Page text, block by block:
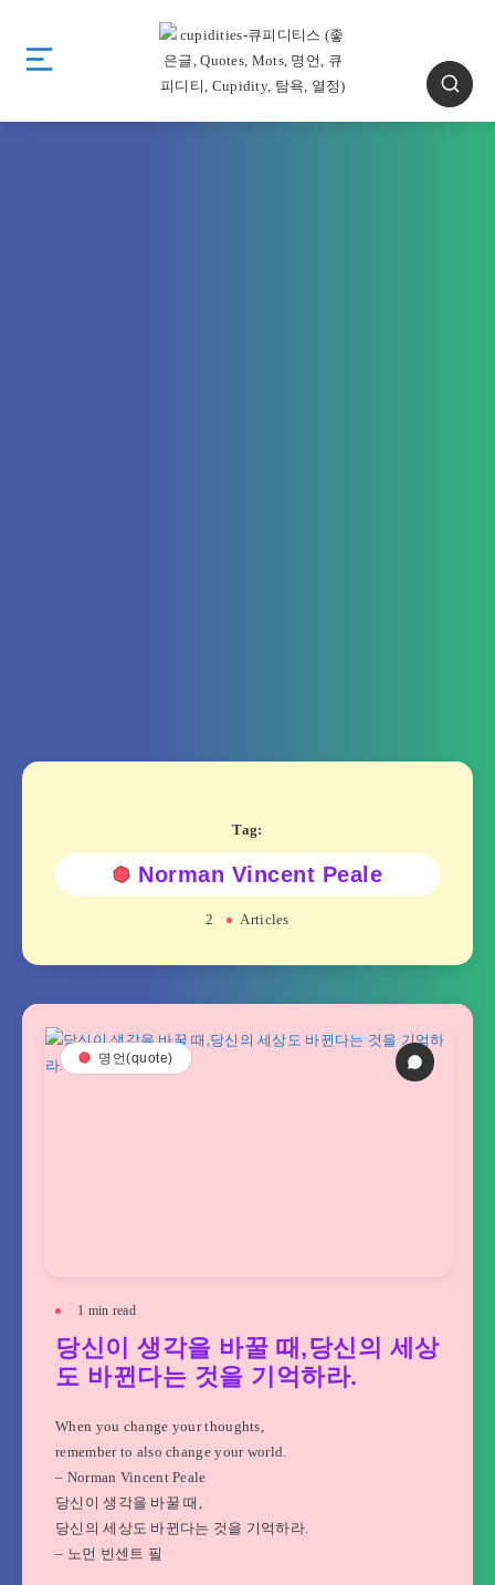
Tag:
Norman Vincent Peale
2 Articles
명언(quote)
1 min read
당신이 생각을 바꿀 때,당신의 세상
도 바뀐다는 것을 기억하라.
When you change your thoughts,
remember to also change your world.
– Norman Vincent Peale
당신이 생각을 바꿀 때,
당신의 세상도 바뀐다는 것을 기억하라.
– 노먼 빈센트 필